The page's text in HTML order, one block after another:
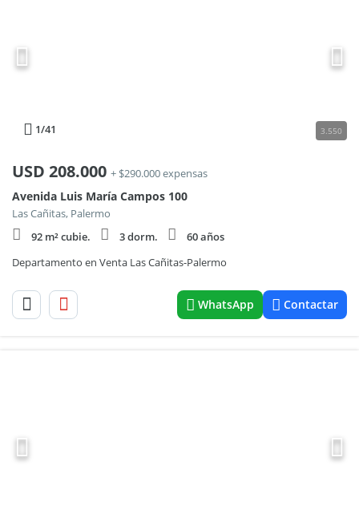
1/41 3.550
USD 208.000 + $290.000 expensas
Avenida Luis María Campos 100
Las Cañitas, Palermo
92 m² cubie.
3 dorm.
60 años
Departamento en Venta Las Cañitas-Palermo
WhatsApp Contactar